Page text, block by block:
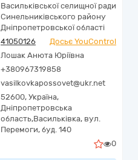
Васильківської селищної ради
Синельниківського району
Дніпропетровської області
41050126
Досьє YouControl
Лошак Анюта Юріївна
+380967319858
vasilkovkapossovet@ukr.net
52600, Україна,
Дніпропетровська
область,Васильківка, вул.
Перемоги, буд. 140
0